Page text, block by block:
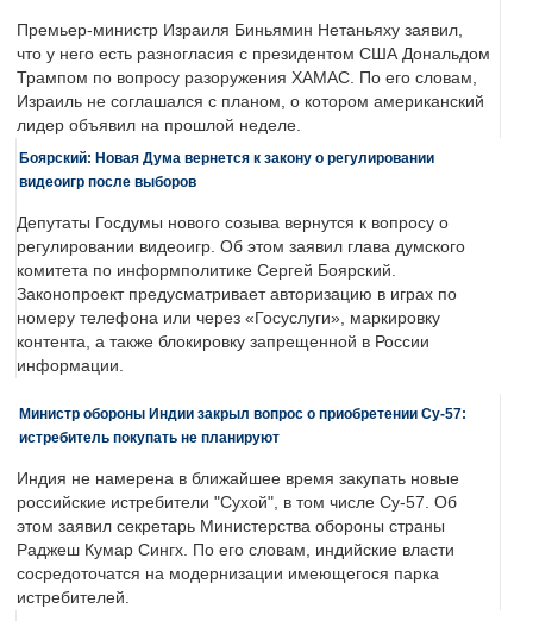
Премьер-министр Израиля Биньямин Нетаньяху заявил,
что у него есть разногласия с президентом США Дональдом
Трампом по вопросу разоружения ХАМАС. По его словам,
Израиль не соглашался с планом, о котором американский
лидер объявил на прошлой неделе.
Боярский: Новая Дума вернется к закону о регулировании
видеоигр после выборов
Депутаты Госдумы нового созыва вернутся к вопросу о
регулировании видеоигр. Об этом заявил глава думского
комитета по информполитике Сергей Боярский.
Законопроект предусматривает авторизацию в играх по
номеру телефона или через «Госуслуги», маркировку
контента, а также блокировку запрещенной в России
информации.
Министр обороны Индии закрыл вопрос о приобретении Су-57:
истребитель покупать не планируют
Индия не намерена в ближайшее время закупать новые
российские истребители "Сухой", в том числе Су-57. Об
этом заявил секретарь Министерства обороны страны
Раджеш Кумар Сингх. По его словам, индийские власти
сосредоточатся на модернизации имеющегося парка
истребителей.